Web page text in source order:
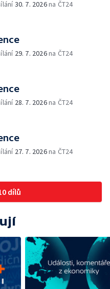
30. 7. 2026na ČT24
29. 7. 2026na ČT24
28. 7. 2026na ČT24
27. 7. 2026na ČT24
dílů